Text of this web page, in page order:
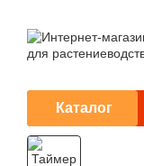
Каталог